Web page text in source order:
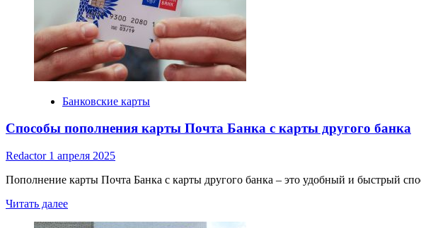
привилегии
Банковские карты
Способы пополнения карты Почта Банка с карты другого банка
Redactor 1 апреля 2025
Пополнение карты Почта Банка с карты другого банка – это удобный и быстрый
Читать далееRead